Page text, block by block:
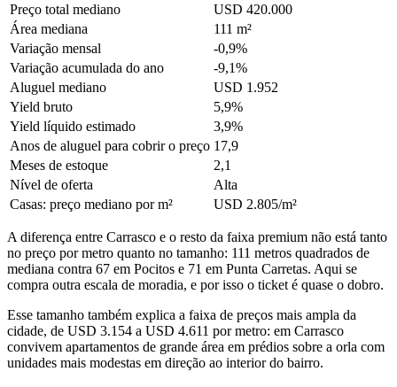
Preço total mediano
USD 420.000
Área mediana
111 m²
Variação mensal
-0,9%
Variação acumulada do ano
-9,1%
Aluguel mediano
USD 1.952
Yield bruto
5,9%
Yield líquido estimado
3,9%
Anos de aluguel para cobrir o preço 17,9
Meses de estoque
2,1
Nível de oferta
Alta
Casas: preço mediano por m²
USD 2.805/m²
A diferença entre Carrasco e o resto da faixa premium não está tanto
no preço por metro quanto no tamanho: 111 metros quadrados de
mediana contra 67 em Pocitos e 71 em Punta Carretas. Aqui se
compra outra escala de moradia, e por isso o ticket é quase o dobro.
Esse tamanho também explica a faixa de preços mais ampla da
cidade, de USD 3.154 a USD 4.611 por metro: em Carrasco
convivem apartamentos de grande área em prédios sobre a orla com
unidades mais modestas em direção ao interior do bairro.